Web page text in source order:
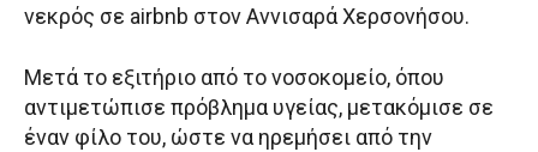
νεκρός σε airbnb στον Αννισαρά Χερσονήσου.
Μετά το εξιτήριο από το νοσοκομείο, όπου
αντιμετώπισε πρόβλημα υγείας, μετακόμισε σε
έναν φίλο του, ώστε να ηρεμήσει από την